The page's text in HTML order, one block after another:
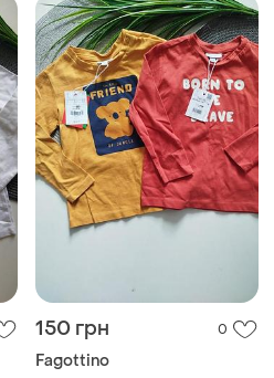
150 грн 0
Fagottino